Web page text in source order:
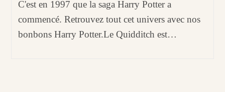
C'est en 1997 que la saga Harry Potter a
commencé. Retrouvez tout cet univers avec nos
bonbons Harry Potter.Le Quidditch est…